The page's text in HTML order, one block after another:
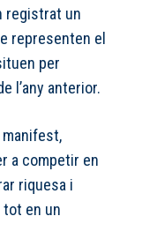
registrat un
representen el
per
l’any anterior.
a competir en
riquesa i
en un